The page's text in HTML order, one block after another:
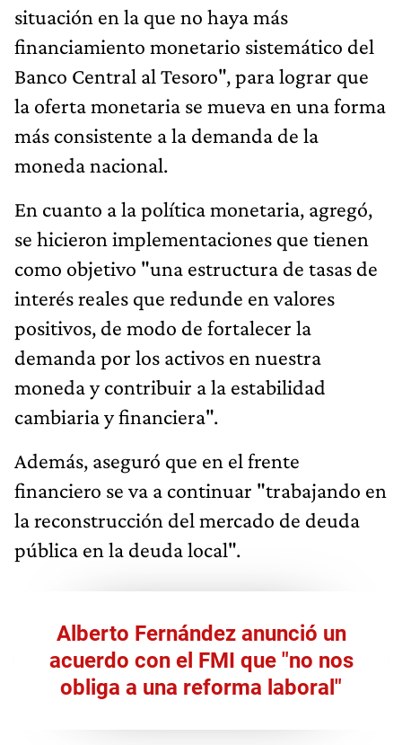
situación en la que no haya más
financiamiento monetario sistemático del
Banco Central al Tesoro", para lograr que
la oferta monetaria se mueva en una forma
más consistente a la demanda de la
moneda nacional.
En cuanto a la política monetaria, agregó,
se hicieron implementaciones que tienen
como objetivo "una estructura de tasas de
interés reales que redunde en valores
positivos, de modo de fortalecer la
demanda por los activos en nuestra
moneda y contribuir a la estabilidad
cambiaria y financiera".
Además, aseguró que en el frente
financiero se va a continuar "trabajando en
la reconstrucción del mercado de deuda
pública en la deuda local".
Alberto Fernández anunció un
acuerdo con el FMI que "no nos
obliga a una reforma laboral"